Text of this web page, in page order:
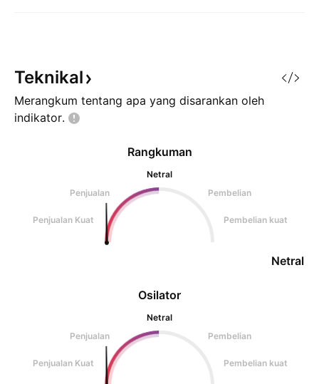
Teknikal
Merangkum tentang apa yang disarankan oleh
indikator.
Osilator
Netral
Penjualan
Pembelian
Penjualan Kuat Pembelian kuat
Rangkuman
Netral
Penjualan
Pembelian
Penjualan Kuat Pembelian kuat
Netral